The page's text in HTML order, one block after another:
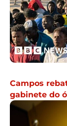
Campos
gabinete do